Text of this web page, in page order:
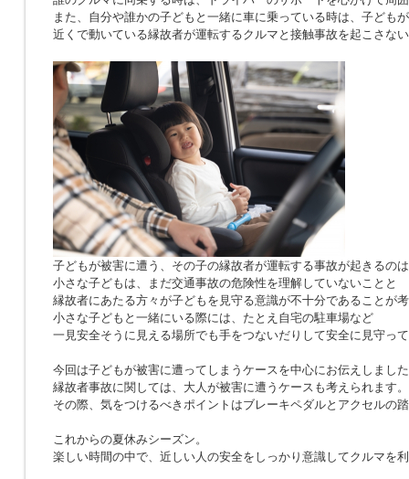
また、自分や誰かの子どもと一緒に車に乗っている時は、子ども
近くで動いている縁故者が運転するクルマと接触事故を起こさな
子どもが被害に遭う、その子の縁故者が運転する事故が起きるの
小さな子どもは、まだ交通事故の危険性を理解していないことと
縁故者にあたる方々が子どもを見守る意識が不十分であることが
小さな子どもと一緒にいる際には、たとえ自宅の駐車場など
一見安全そうに見える場所でも手をつないだりして安全に見守っ
今回は子どもが被害に遭ってしまうケースを中心にお伝えしまし
縁故者事故に関しては、大人が被害に遭うケースも考えられます。
その際、気をつけるべきポイントはブレーキペダルとアクセルの
これからの夏休みシーズン。
楽しい時間の中で、近しい人の安全をしっかり意識してクルマを